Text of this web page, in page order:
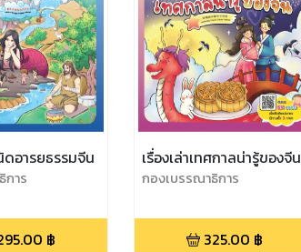
ดอารยธรรมจีน
าร
฿
เรื่องเล่าเทศกาลน่ารู้ของจีน
กองเบรรณาธิการ
325.00 ฿